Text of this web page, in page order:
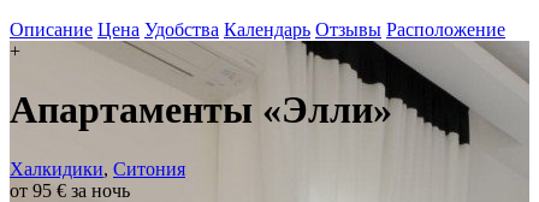
Описание Цена Удобства Календарь Отзывы Расположение
+
Апартаменты «Элли»
Халкидики, Ситония
от 95 € за ночь